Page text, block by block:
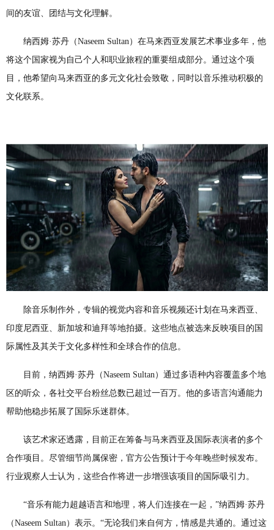
间的友谊、团结与文化理解。
纳西姆·苏丹（Naseem Sultan）在马来西亚发展艺术事业多年，他
将这个国家视为自己个人和职业旅程的重要组成部分。通过这个项
目，他希望向马来西亚的多元文化社会致敬，同时以音乐推动积极的
文化联系。
除音乐制作外，专辑的视觉内容和音乐视频还计划在马来西亚、
印度尼西亚、新加坡和迪拜等地拍摄。这些地点被选来反映项目的国
际属性及其关于文化多样性和全球合作的信息。
目前，纳西姆·苏丹（Naseem Sultan）通过多语种内容覆盖多个地
区的听众，各社交平台粉丝总数已超过一百万。他的多语言沟通能力
帮助他稳步拓展了国际乐迷群体。
该艺术家还透露，目前正在筹备与马来西亚及国际表演者的多个
合作项目。尽管细节尚属保密，官方公告预计于今年晚些时候发布。
行业观察人士认为，这些合作将进一步增强该项目的国际吸引力。
“音乐有能力超越语言和地理，将人们连接在一起，”纳西姆·苏丹
（Naseem Sultan）表示。“无论我们来自何方，情感是共通的。通过这